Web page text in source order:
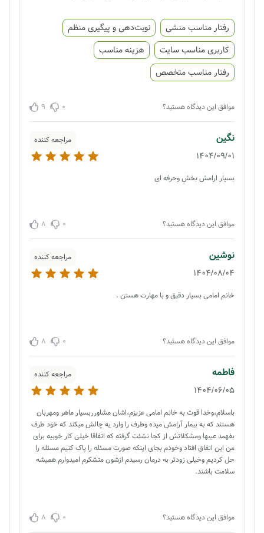
رفتار مناسب منشی
نوبت‌دهی و پیگیری منظم
کاربری مناسب سایت
هزینه مناسب
رفتار مناسب متخصص
موافق این دیدگاه هستید؟ 0
9
نگین مراجعه کننده
1404/09/01
بسیار ارامش بخش وحرفه ای
موافق این دیدگاه هستید؟ 0
8
نوشین مراجعه کننده
1404/08/04
خانم امامی بسیار دقیق و با مهارت هستن .
موافق این دیدگاه هستید؟ 0
8
فاطمه مراجعه کننده
1404/06/05
باسلام،وخدا قوت به خانم امامی عزیزم،اشان مشاورربسیار ماهر ومهربان
هستند که به بیمار آرامش میده وطرف را وارد یه چالش میکند که خود طرف
بفهمد عیبها ومشکلاتش از کجا نشئت گرفته که اتفاقا خیلی کار خوبیه برای
من این اتفاق افتاد وخودم بجای اینکه صورت مسئله را پاک کنیم مسئله را
حل کردیم وخیلی زودتر به درمان رسیدم ازشون متشکرم امیدوارم همیشه
سلامت باشند.
موافق این دیدگاه هستید؟ 0
8